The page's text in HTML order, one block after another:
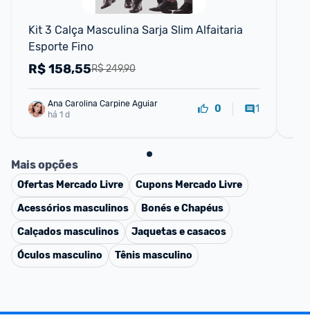
Kit 3 Calça Masculina Sarja Slim Alfaitaria
Esporte Fino
R$ 249,90
R$158,55
Ana Carolina Carpine Aguiar
há 1 d
0 1
Mais opções
Ofertas Mercado Livre Cupons Mercado Livre
Acessórios masculinos
Bonés e Chapéus
Calçados masculinos
Jaquetas e casacos
Óculos masculino
Tênis masculino